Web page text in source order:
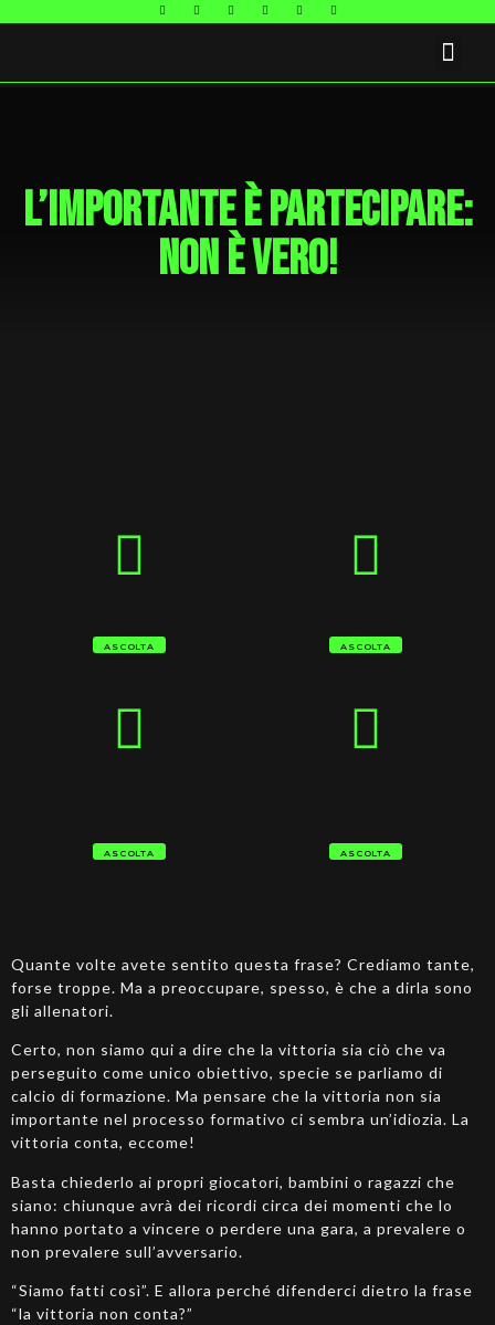
L’importante è partecipare:
non è vero!
ASCOLTA ASCOLTA
ASCOLTA ASCOLTA
Quante volte avete sentito questa frase? Crediamo tante,
forse troppe. Ma a preoccupare, spesso, è che a dirla sono
gli allenatori.
Certo, non siamo qui a dire che la vittoria sia ciò che va
perseguito come unico obiettivo, specie se parliamo di
calcio di formazione. Ma pensare che la vittoria non sia
importante nel processo formativo ci sembra un’idiozia. La
vittoria conta, eccome!
Basta chiederlo ai propri giocatori, bambini o ragazzi che
siano: chiunque avrà dei ricordi circa dei momenti che lo
hanno portato a vincere o perdere una gara, a prevalere o
non prevalere sull’avversario.
“Siamo fatti così”. E allora perché difenderci dietro la frase
“la vittoria non conta?”